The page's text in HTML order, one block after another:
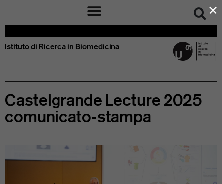
Istituto di Ricerca in Biomedicina
Castelgrande Lecture 2025
comunicato-stampa
×